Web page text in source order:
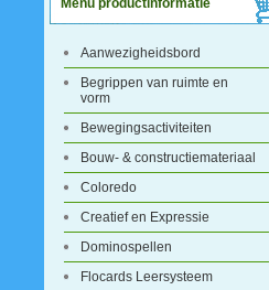
Menu productinformatie
Aanwezigheidsbord
Begrippen van ruimte en
vorm
Bewegingsactiviteiten
Bouw- & constructiemateriaal
Coloredo
Creatief en Expressie
Dominospellen
Flocards Leersysteem